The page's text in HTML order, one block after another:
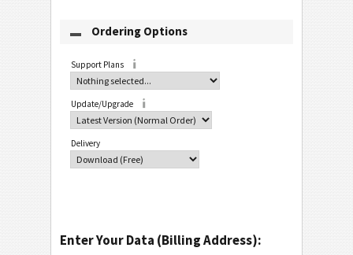
Ordering Options
Support Plans
Update/Upgrade
Delivery
Enter Your Data (Billing Address):